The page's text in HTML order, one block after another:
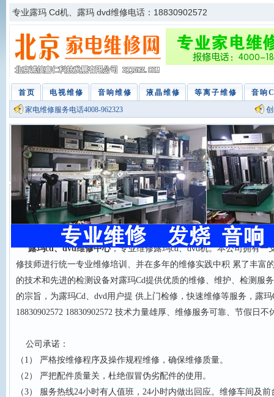
专业露玛 Cd机、露玛 dvd维修电话：18830902572
首页 电视维修 音响维修 液晶维修 等离子维修
音响
家电维修服务电话4008-962323
露玛 Cd维修中心电话：18830902572
露玛cd、dvd维修中心，专业维修露玛cd、dvd机。本公司拥有一
修技师进行统一专业维修培训、并在多年的维修实践中积 累了丰富
的技术和先进的检测设备对露玛Cd提供优质的维修、维护、检测服
的宗旨，为露玛Cd、dvd用户提 供上门检修，快速维修等服务，露
18830902572 18830902572 技术力量雄厚、维修服务可靠、节假日不
公司承诺：
（1） 严格按维修程序及操作规程维修，确保维修质量。
（2） 严把配件质量关，杜绝假冒伪劣配件的使用。
（3） 服务热线24小时有人值班，24小时内做出回应。维修车间及